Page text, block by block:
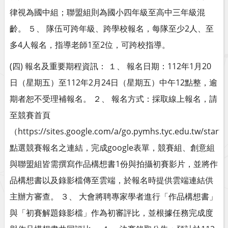
律視為國中組；聯盟組則為國小四年級至高中三年級混
齡。 ５、 隊伍可跨年級、跨學校報名，每隊至少2人、至
多4人報名，指導老師1至2位，可跨校指導。
(四) 報名及重要期程資訊： １、 報名日期：112年1月20
日（星期五）至112年2月24日（星期五）中午12點整，逾
期者恕不受理補報名。 ２、 報名方式：採取線上報名，請
至競賽首頁
（https://sites.google.com/a/go.pymhs.tyc.edu.tw/
點選競賽報名之連結，完成google表單，競賽組、創意組
與聯盟組皆需撰寫作品構想書1份與拍攝初賽影片，並將作
品構想書以及錄影檔傳至雲端，於報名時提供雲端連結供
主辦方審查。 ３、 大會將聘專家學者進行「作品構想書」
與「初賽解題錄影檔」作為初審評比，並根據任務完成度